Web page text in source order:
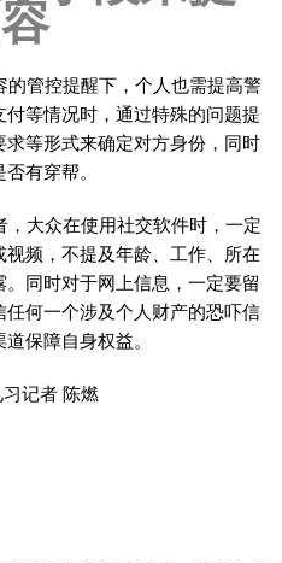
管控提醒下，个人也需提高警
等情况时，通过特殊的问题提
等形式来确定对方身份，同时
有穿帮。
大众在使用社交软件时，一定
频，不提及年龄、工作、所在
同时对于网上信息，一定要留
何一个涉及个人财产的恐吓信
保障自身权益。
记者 陈燃